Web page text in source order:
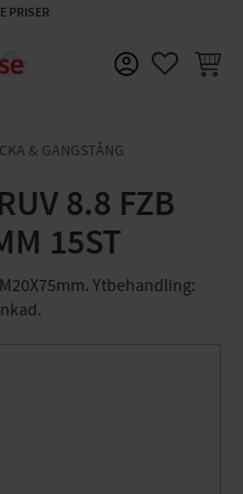
PRISER
& GÄNGSTÅNG
8.8 FZB
15ST
Ytbehandling: